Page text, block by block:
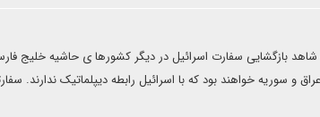
شاهد بازگشایی سفارت اسرائیل در دیگر کشورها ی حاشیه خلیج